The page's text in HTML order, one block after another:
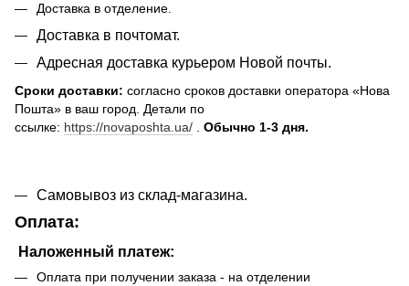
Доставка в отделение.
Доставка в почтомат.
Адресная доставка курьером Новой почты.
Сроки доставки: согласно сроков доставки оператора «Нова
Пошта» в ваш город. Детали по
ссылке: https://novaposhta.ua/ Обычно 1-3 дня.
Самовывоз из склад-магазина.
Оплата:
Наложенный платеж:
Оплата при получении заказа - на отделении